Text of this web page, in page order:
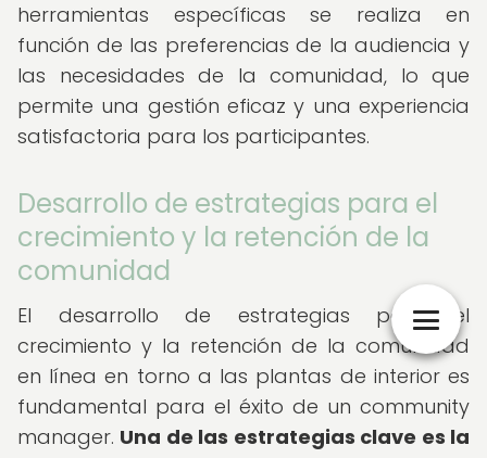
herramientas específicas se realiza en
función de las preferencias de la audiencia y
las necesidades de la comunidad, lo que
permite una gestión eficaz y una experiencia
satisfactoria para los participantes.
Desarrollo de estrategias para el
crecimiento y la retención de la
comunidad
El desarrollo de estrategias para el
crecimiento y la retención de la comunidad
en línea en torno a las plantas de interior es
fundamental para el éxito de un community
manager. Una de las estrategias clave es la